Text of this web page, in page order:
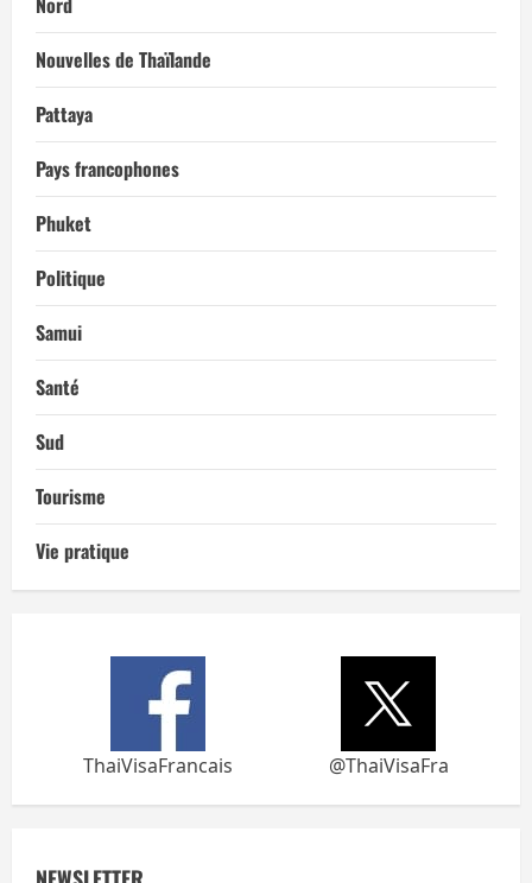
Nouvelles de Thaïlande
Pattaya
Pays francophones
Phuket
Politique
Samui
Santé
Sud
Tourisme
Vie pratique
ThaiVisaFrancais @ThaiVisaFra